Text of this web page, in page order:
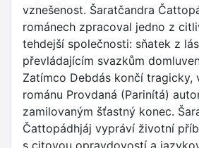
vznešenost. Šaratčandra
románech zpracoval jedno z
tehdejší společnosti: sňatek z
převládajícím svazkům
Zatímco Debdás končí tragicky,
románu Provdaná (Parinítá)
zamilovaným šťastný konec.
Čattopádhjáj vypráví životní